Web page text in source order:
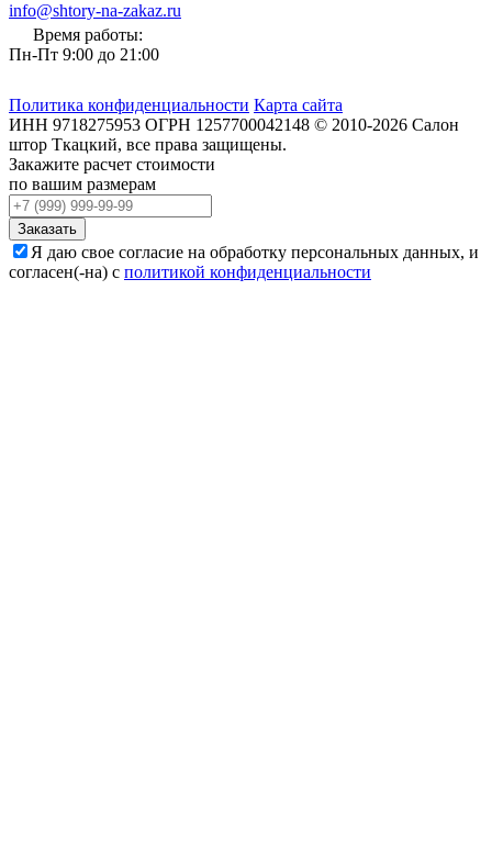
info@shtory-na-zakaz.ru
Время работы:
Пн-Пт 9:00 до 21:00
Политика конфиденциальности Карта сайта
ИНН 9718275953 ОГРН 1257700042148 © 2010-2026 Салон
штор Ткацкий, все права защищены.
Закажите расчет стоимости
по вашим размерам
Заказать
Я даю свое согласие на обработку персональных данных, и
согласен(-на) с политикой конфиденциальности